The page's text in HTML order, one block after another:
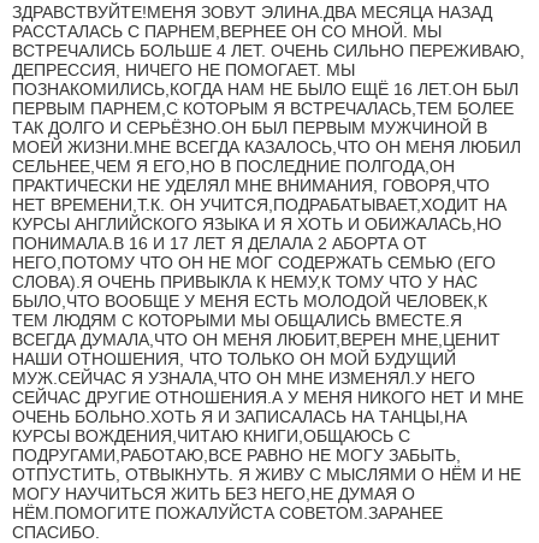
ЗДРАВСТВУЙТЕ!МЕНЯ ЗОВУТ ЭЛИНА.ДВА МЕСЯЦА НАЗАД
РАССТАЛАСЬ С ПАРНЕМ,ВЕРНЕЕ ОН СО МНОЙ. МЫ
ВСТРЕЧАЛИСЬ БОЛЬШЕ 4 ЛЕТ. ОЧЕНЬ СИЛЬНО ПЕРЕЖИВАЮ,
ДЕПРЕССИЯ, НИЧЕГО НЕ ПОМОГАЕТ. МЫ
ПОЗНАКОМИЛИСЬ,КОГДА НАМ НЕ БЫЛО ЕЩЁ 16 ЛЕТ.ОН БЫЛ
ПЕРВЫМ ПАРНЕМ,С КОТОРЫМ Я ВСТРЕЧАЛАСЬ,ТЕМ БОЛЕЕ
ТАК ДОЛГО И СЕРЬЁЗНО.ОН БЫЛ ПЕРВЫМ МУЖЧИНОЙ В
МОЕЙ ЖИЗНИ.МНЕ ВСЕГДА КАЗАЛОСЬ,ЧТО ОН МЕНЯ ЛЮБИЛ
СЕЛЬНЕЕ,ЧЕМ Я ЕГО,НО В ПОСЛЕДНИЕ ПОЛГОДА,ОН
ПРАКТИЧЕСКИ НЕ УДЕЛЯЛ МНЕ ВНИМАНИЯ, ГОВОРЯ,ЧТО
НЕТ ВРЕМЕНИ,Т.К. ОН УЧИТСЯ,ПОДРАБАТЫВАЕТ,ХОДИТ НА
КУРСЫ АНГЛИЙСКОГО ЯЗЫКА И Я ХОТЬ И ОБИЖАЛАСЬ,НО
ПОНИМАЛА.В 16 И 17 ЛЕТ Я ДЕЛАЛА 2 АБОРТА ОТ
НЕГО,ПОТОМУ ЧТО ОН НЕ МОГ СОДЕРЖАТЬ СЕМЬЮ (ЕГО
СЛОВА).Я ОЧЕНЬ ПРИВЫКЛА К НЕМУ,К ТОМУ ЧТО У НАС
БЫЛО,ЧТО ВООБЩЕ У МЕНЯ ЕСТЬ МОЛОДОЙ ЧЕЛОВЕК,К
ТЕМ ЛЮДЯМ С КОТОРЫМИ МЫ ОБЩАЛИСЬ ВМЕСТЕ.Я
ВСЕГДА ДУМАЛА,ЧТО ОН МЕНЯ ЛЮБИТ,ВЕРЕН МНЕ,ЦЕНИТ
НАШИ ОТНОШЕНИЯ, ЧТО ТОЛЬКО ОН МОЙ БУДУЩИЙ
МУЖ.СЕЙЧАС Я УЗНАЛА,ЧТО ОН МНЕ ИЗМЕНЯЛ.У НЕГО
СЕЙЧАС ДРУГИЕ ОТНОШЕНИЯ.А У МЕНЯ НИКОГО НЕТ И МНЕ
ОЧЕНЬ БОЛЬНО.ХОТЬ Я И ЗАПИСАЛАСЬ НА ТАНЦЫ,НА
КУРСЫ ВОЖДЕНИЯ,ЧИТАЮ КНИГИ,ОБЩАЮСЬ С
ПОДРУГАМИ,РАБОТАЮ,ВСЕ РАВНО НЕ МОГУ ЗАБЫТЬ,
ОТПУСТИТЬ, ОТВЫКНУТЬ. Я ЖИВУ С МЫСЛЯМИ О НЁМ И НЕ
МОГУ НАУЧИТЬСЯ ЖИТЬ БЕЗ НЕГО,НЕ ДУМАЯ О
НЁМ.ПОМОГИТЕ ПОЖАЛУЙСТА СОВЕТОМ.ЗАРАНЕЕ
СПАСИБО.